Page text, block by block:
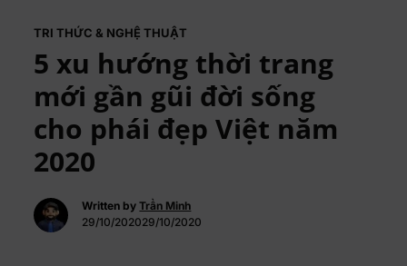
TRI THỨC & NGHỆ THUẬT
5 xu hướng thời trang
mới gần gũi đời sống
cho phái đẹp Việt năm
2020
Written byTrần Minh
29/10/202029/10/2020